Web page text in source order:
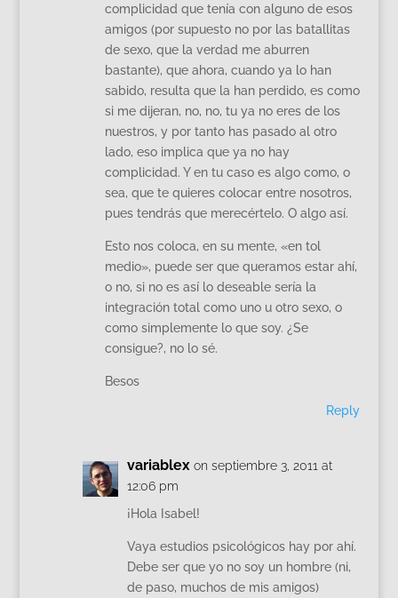
complicidad que tenía con alguno de esos
amigos (por supuesto no por las batallitas
de sexo, que la verdad me aburren
bastante), que ahora, cuando ya lo han
sabido, resulta que la han perdido, es como
si me dijeran, no, no, tu ya no eres de los
nuestros, y por tanto has pasado al otro
lado, eso implica que ya no hay
complicidad. Y en tu caso es algo como, o
sea, que te quieres colocar entre nosotros,
pues tendrás que merecértelo. O algo así.
Esto nos coloca, en su mente, «en tol
medio», puede ser que queramos estar ahí,
o no, si no es así lo deseable sería la
integración total como uno u otro sexo, o
como simplemente lo que soy. ¿Se
consigue?, no lo sé.
Besos
Reply
variablex on septiembre 3, 2011 at
12:06 pm
¡Hola Isabel!
Vaya estudios psicológicos hay por ahí.
Debe ser que yo no soy un hombre (ni,
de paso, muchos de mis amigos)